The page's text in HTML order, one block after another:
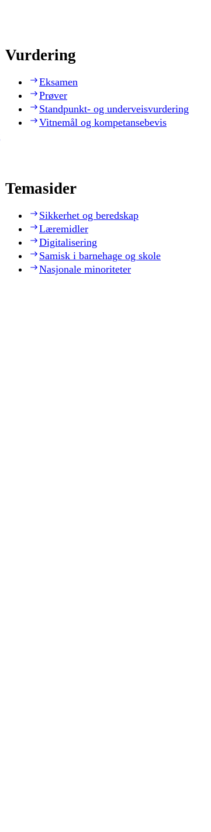
Vurdering
Eksamen
Prøver
Standpunkt- og underveisvurdering
Vitnemål og kompetansebevis
Temasider
Sikkerhet og beredskap
Læremidler
Digitalisering
Samisk i barnehage og skole
Nasjonale minoriteter